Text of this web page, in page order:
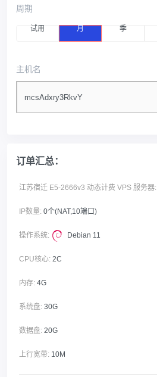
周期
试用 月 季
主机名
订单汇总：
江苏宿迁 E5-2666v3 动态计费 VPS 服务器:
IP数量: 0个(NAT,10端口)
操作系统: Debian 11
CPU核心: 2C
内存: 4G
系统盘: 30G
数据盘: 20G
上行宽带: 10M